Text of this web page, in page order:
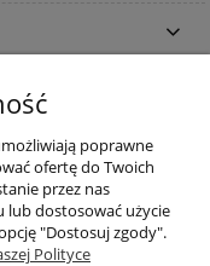
poprawne
ofertę do Twoich
przez nas
lub dostosować użycie
"Dostosuj zgody".
Polityce